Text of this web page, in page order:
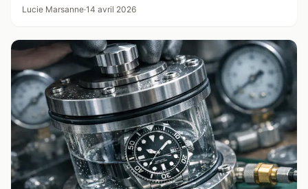
Lucie Marsanne·14 avril 2026